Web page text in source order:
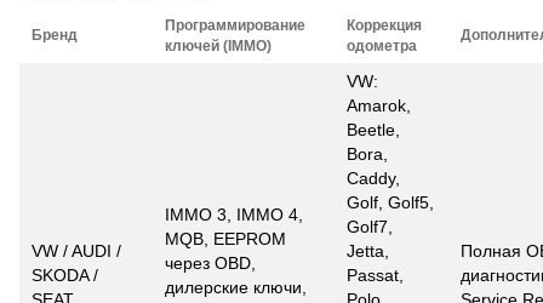
Бренд
Программирование
ключей (IMMO)
Коррекция
одометра
VW / AUDI /
SKODA /
IMMO 3, IMMO 4,
MQB, EEPROM
через OBD,
дилерские ключи,
VW:
Amarok,
Beetle,
Bora,
Caddy,
Golf, Golf5,
Golf7,
Jetta,
Passat,
Полная